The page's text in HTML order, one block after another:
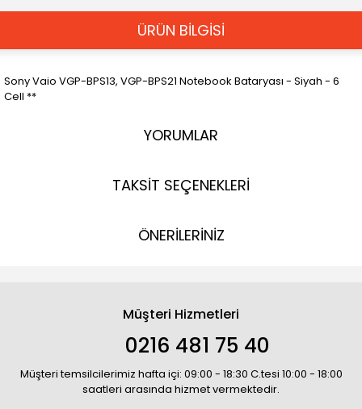
ÜRÜN BİLGİSİ
Sony Vaio VGP-BPS13, VGP-BPS21 Notebook Bataryası - Siyah - 6
Cell **
YORUMLAR
TAKSİT SEÇENEKLERİ
ÖNERİLERİNİZ
Müşteri Hizmetleri
0216 481 75 40
Müşteri temsilcilerimiz hafta içi: 09:00 - 18:30 C.tesi 10:00 - 18:00
saatleri arasında hizmet vermektedir.